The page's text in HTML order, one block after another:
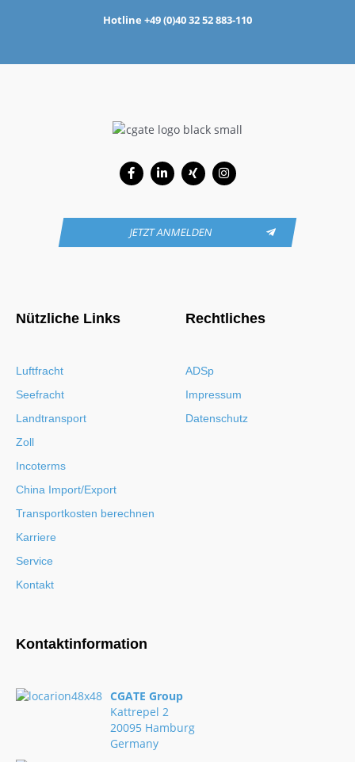
Hotline +49 (0)40 32 52 883-110
Facebook-
f
Linkedin-
in
Xing Instagram
JETZT ANMELDEN
Nützliche Links
Luftfracht
Seefracht
Landtransport
Zoll
Incoterms
China Import/Export
Transportkosten berechnen
Karriere
Service
Kontakt
Rechtliches
ADSp
Impressum
Datenschutz
Kontaktinformation
CGATE Group
Kattrepel 2
20095 Hamburg
Germany